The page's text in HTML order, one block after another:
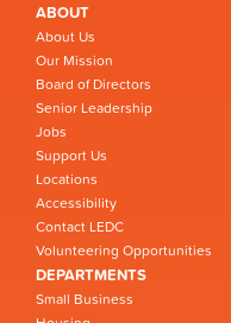
ABOUT
About Us
Our Mission
Board of Directors
Senior Leadership
Jobs
Support Us
Locations
Accessibility
Contact LEDC
Volunteering Opportunities
DEPARTMENTS
Small Business